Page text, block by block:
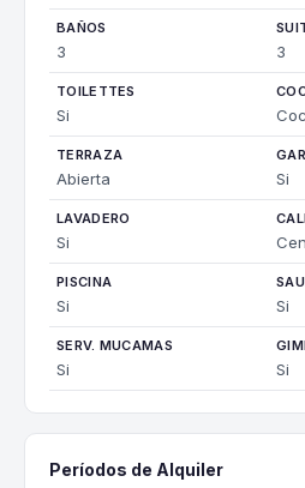
BAÑOS
3 3
TOILETTES
Si
TERRAZA
Abierta Si
LAVADERO
Si
PISCINA
Si Si
SERV. MUCAMAS
Si Si
Períodos de Alquiler